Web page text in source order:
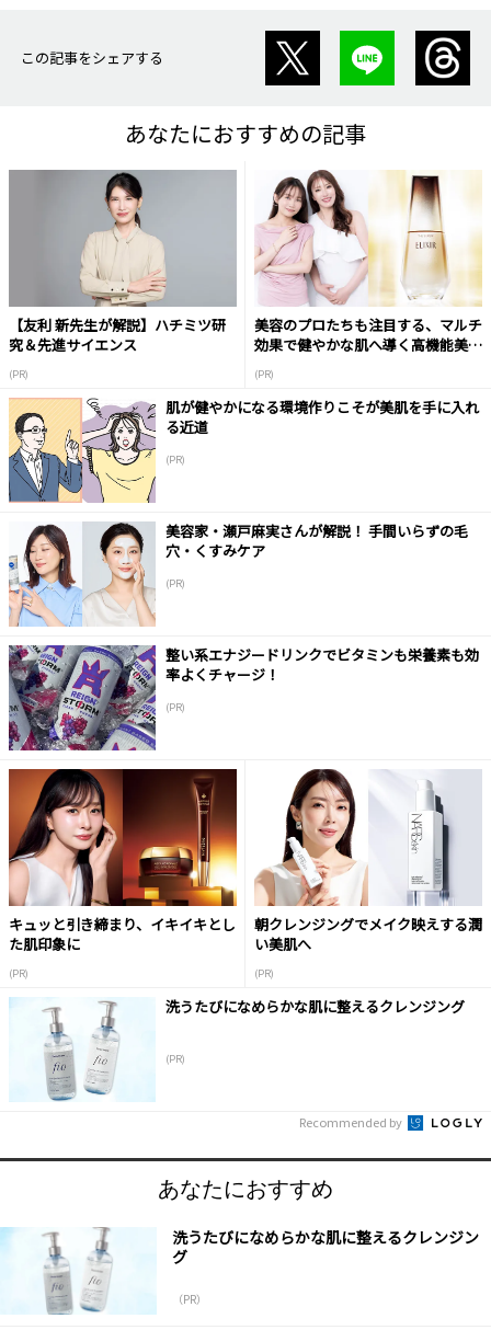
この記事をシェアする
あなたにおすすめの記事
【友利 新先生が解説】ハチミツ研
究＆先進サイエンス
(PR)
美容のプロたちも注目する、マルチ
効果で健やかな肌へ導く高機能美容
(PR)
肌が健やかになる環境作りこそが美肌を手に入れ
る近道
(PR)
美容家・瀬戸麻実さんが解説！ 手間いらずの毛
穴・くすみケア
(PR)
整い系エナジードリンクでビタミンも栄養素も効
率よくチャージ！
(PR)
キュッと引き締まり、イキイキとし
た肌印象に
(PR)
朝クレンジングでメイク映えする潤
い美肌へ
(PR)
洗うたびになめらかな肌に整えるクレンジング
(PR)
Recommended by
あなたにおすすめ
洗うたびになめらかな肌に整えるクレンジン
グ
（PR）